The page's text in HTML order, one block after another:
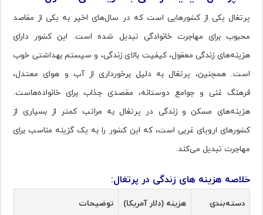
پرتغال یکی از کشورهایی است که در سال‌های اخیر به یکی از مقاصد
محبوب برای مهاجرت خانوادگی تبدیل شده است. این کشور دارای
هزینه‌های زندگی معقول، کیفیت بالای زندگی، و سیستم بهداشتی خوب
است. همچنین، پرتغال به دلیل برخورداری از آب و هوای معتدل،
فرهنگ غنی و جوامع دوستانه، مقصدی جذاب برای خانواده‌هاست.
هزینه‌های مسکن و زندگی در پرتغال به مراتب کمتر از بسیاری از
کشورهای اروپای غربی است، که این کشور را به یک گزینه مناسب برای
مهاجرت تبدیل می‌کند​.
خلاصه هزینه های زندگی در پرتغال:
دسته‌بندی هزینه (دلار آمریکا) توضیحات